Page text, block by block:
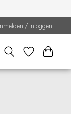
/ Inloggen